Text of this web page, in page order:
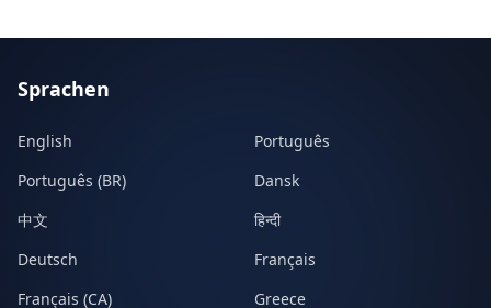
Sprachen
English
Português
Português (BR)
Dansk
中文
हिन्दी
Deutsch
Français
Français (CA)
Greece